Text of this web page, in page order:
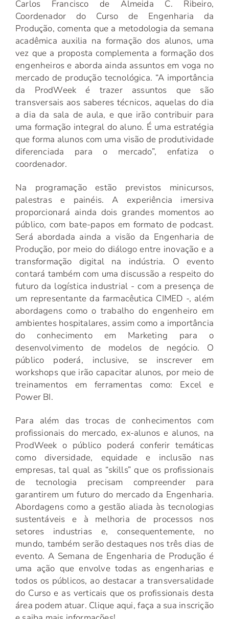
Carlos Francisco de Almeida C. Ribeiro,
Coordenador do Curso de Engenharia da
Produção, comenta que a metodologia da semana
acadêmica auxilia na formação dos alunos, uma
vez que a proposta complementa a formação dos
engenheiros e aborda ainda assuntos em voga no
mercado de produção tecnológica. “A importância
da ProdWeek é trazer assuntos que são
transversais aos saberes técnicos, aquelas do dia
a dia da sala de aula, e que irão contribuir para
uma formação integral do aluno. É uma estratégia
que forma alunos com uma visão de produtividade
diferenciada para o mercado”, enfatiza o
coordenador.
Na programação estão previstos minicursos,
palestras e painéis. A experiência imersiva
proporcionará ainda dois grandes momentos ao
público, com bate-papos em formato de podcast.
Será abordada ainda a visão da Engenharia de
Produção, por meio do diálogo entre inovação e a
transformação digital na indústria. O evento
contará também com uma discussão a respeito do
futuro da logística industrial - com a presença de
um representante da farmacêutica CIMED -, além
abordagens como o trabalho do engenheiro em
ambientes hospitalares, assim como a importância
do conhecimento em Marketing para o
desenvolvimento de modelos de negócio. O
público poderá, inclusive, se inscrever em
workshops que irão capacitar alunos, por meio de
treinamentos em ferramentas como: Excel e
Power BI.
Para além das trocas de conhecimentos com
profissionais do mercado, ex-alunos e alunos, na
ProdWeek o público poderá conferir temáticas
como diversidade, equidade e inclusão nas
empresas, tal qual as “skills” que os profissionais
de tecnologia precisam compreender para
garantirem um futuro do mercado da Engenharia.
Abordagens como a gestão aliada às tecnologias
sustentáveis e à melhoria de processos nos
setores industrias e, consequentemente, no
mundo, também serão destaques nos três dias de
evento. A Semana de Engenharia de Produção é
uma ação que envolve todas as engenharias e
todos os públicos, ao destacar a transversalidade
do Curso e as verticais que os profissionais desta
área podem atuar. Clique aqui, faça a sua inscrição